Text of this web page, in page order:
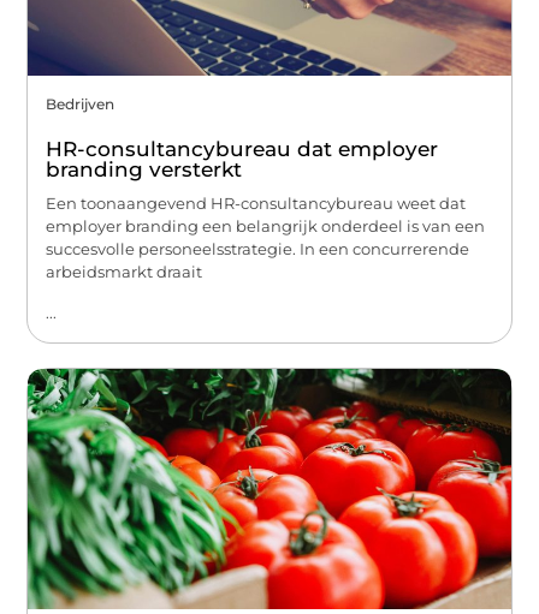
Bedrijven
HR-consultancybureau dat employer
branding versterkt
Een toonaangevend HR-consultancybureau weet dat
employer branding een belangrijk onderdeel is van een
succesvolle personeelsstrategie. In een concurrerende
arbeidsmarkt draait
...